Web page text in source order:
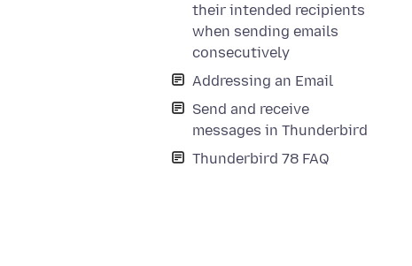
their intended recipients
when sending emails
consecutively
Addressing an Email
Send and receive
messages in Thunderbird
Thunderbird 78 FAQ